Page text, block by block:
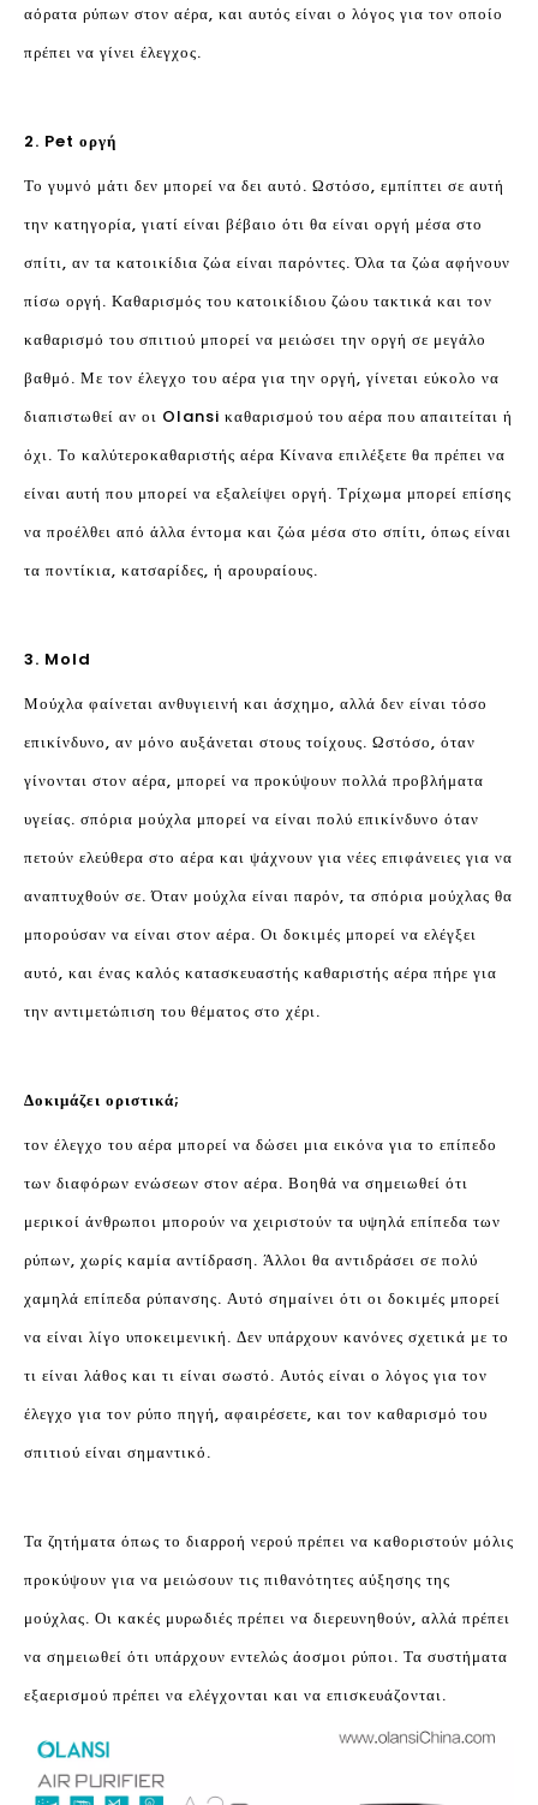
αόρατα ρύπων στον αέρα, και αυτός είναι ο λόγος για τον οποίο
πρέπει να γίνει έλεγχος.
2. Pet οργή
Το γυμνό μάτι δεν μπορεί να δει αυτό. Ωστόσο, εμπίπτει σε αυτή
την κατηγορία, γιατί είναι βέβαιο ότι θα είναι οργή μέσα στο
σπίτι, αν τα κατοικίδια ζώα είναι παρόντες. Όλα τα ζώα αφήνουν
πίσω οργή. Καθαρισμός του κατοικίδιου ζώου τακτικά και τον
καθαρισμό του σπιτιού μπορεί να μειώσει την οργή σε μεγάλο
βαθμό. Με τον έλεγχο του αέρα για την οργή, γίνεται εύκολο να
διαπιστωθεί αν οι Olansi καθαρισμού του αέρα που απαιτείται ή
όχι. Το καλύτεροκαθαριστής αέρα Κίνανα επιλέξετε θα πρέπει να
είναι αυτή που μπορεί να εξαλείψει οργή. Τρίχωμα μπορεί επίσης
να προέλθει από άλλα έντομα και ζώα μέσα στο σπίτι, όπως είναι
τα ποντίκια, κατσαρίδες, ή αρουραίους.
3. Mold
Μούχλα φαίνεται ανθυγιεινή και άσχημο, αλλά δεν είναι τόσο
επικίνδυνο, αν μόνο αυξάνεται στους τοίχους. Ωστόσο, όταν
γίνονται στον αέρα, μπορεί να προκύψουν πολλά προβλήματα
υγείας. σπόρια μούχλα μπορεί να είναι πολύ επικίνδυνο όταν
πετούν ελεύθερα στο αέρα και ψάχνουν για νέες επιφάνειες για να
αναπτυχθούν σε. Όταν μούχλα είναι παρόν, τα σπόρια μούχλας θα
μπορούσαν να είναι στον αέρα. Οι δοκιμές μπορεί να ελέγξει
αυτό, και ένας καλός κατασκευαστής καθαριστής αέρα πήρε για
την αντιμετώπιση του θέματος στο χέρι.
Δοκιμάζει οριστικά;
τον έλεγχο του αέρα μπορεί να δώσει μια εικόνα για το επίπεδο
των διαφόρων ενώσεων στον αέρα. Βοηθά να σημειωθεί ότι
μερικοί άνθρωποι μπορούν να χειριστούν τα υψηλά επίπεδα των
ρύπων, χωρίς καμία αντίδραση. Άλλοι θα αντιδράσει σε πολύ
χαμηλά επίπεδα ρύπανσης. Αυτό σημαίνει ότι οι δοκιμές μπορεί
να είναι λίγο υποκειμενική. Δεν υπάρχουν κανόνες σχετικά με το
τι είναι λάθος και τι είναι σωστό. Αυτός είναι ο λόγος για τον
έλεγχο για τον ρύπο πηγή, αφαιρέσετε, και τον καθαρισμό του
σπιτιού είναι σημαντικό.
Τα ζητήματα όπως το διαρροή νερού πρέπει να καθοριστούν μόλις
προκύψουν για να μειώσουν τις πιθανότητες αύξησης της
μούχλας. Οι κακές μυρωδιές πρέπει να διερευνηθούν, αλλά πρέπει
να σημειωθεί ότι υπάρχουν εντελώς άοσμοι ρύποι. Τα συστήματα
εξαερισμού πρέπει να ελέγχονται και να επισκευάζονται.